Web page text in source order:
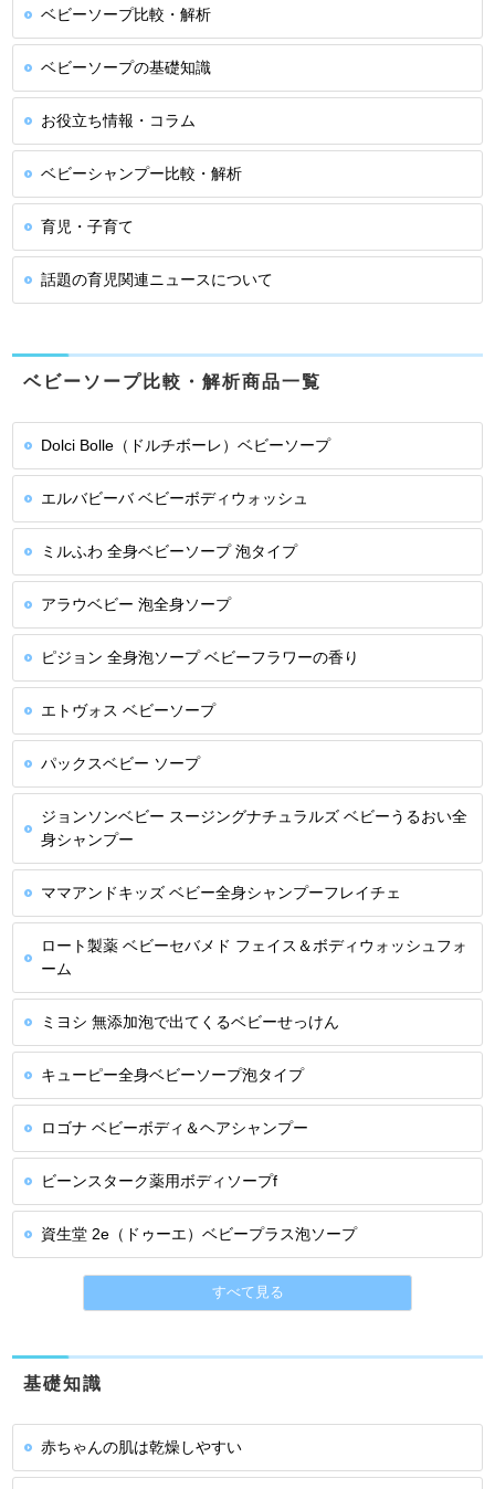
ベビーソープ比較・解析
ベビーソープの基礎知識
お役立ち情報・コラム
ベビーシャンプー比較・解析
育児・子育て
話題の育児関連ニュースについて
ベビーソープ比較・解析商品一覧
Dolci Bolle（ドルチボーレ）ベビーソープ
エルバビーバ ベビーボディウォッシュ
ミルふわ 全身ベビーソープ 泡タイプ
アラウベビー 泡全身ソープ
ピジョン 全身泡ソープ ベビーフラワーの香り
エトヴォス ベビーソープ
パックスベビー ソープ
ジョンソンベビー スージングナチュラルズ ベビーうるおい全
身シャンプー
ママアンドキッズ ベビー全身シャンプーフレイチェ
ロート製薬 ベビーセバメド フェイス＆ボディウォッシュフォ
ーム
ミヨシ 無添加泡で出てくるベビーせっけん
キューピー全身ベビーソープ泡タイプ
ロゴナ ベビーボディ＆ヘアシャンプー
ビーンスターク薬用ボディソープf
資生堂 2e（ドゥーエ）ベビープラス泡ソープ
すべて見る
基礎知識
赤ちゃんの肌は乾燥しやすい